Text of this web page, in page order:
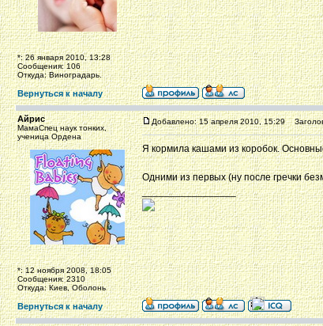
*: 26 января 2010, 13:28
Сообщения: 106
Откуда: Виноградарь.
Вернуться к началу
Айрис
МамаСпец наук тонких,
ученица Ордена
*: 12 ноября 2008, 18:05
Сообщения: 2310
Откуда: Киев, Оболонь
Добавлено: 15 апреля 2010, 15:29
Я кормила кашами из коробок.
Одними из первых (ну после гречки
_________________
Вернуться к началу